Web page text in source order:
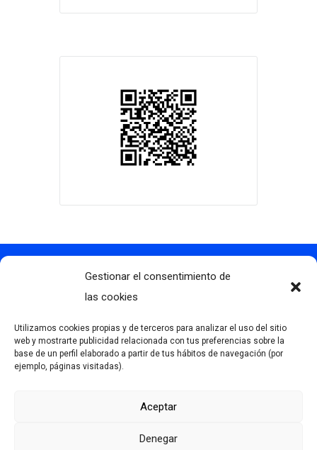
Gestionar el consentimiento de
las cookies
Utilizamos cookies propias y de terceros para analizar el uso del sitio
web y mostrarte publicidad relacionada con tus preferencias sobre la
base de un perfil elaborado a partir de tus hábitos de navegación (por
ejemplo, páginas visitadas).
Aceptar
Denegar
Contacto
info@clubdegolflascaldas.com
681 163 108
La Premaña s/n, 33174, Oviedo, España